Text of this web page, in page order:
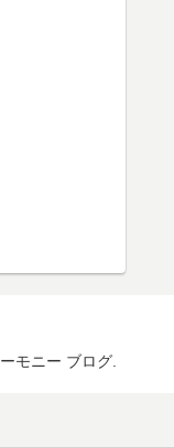
モニー ブログ.